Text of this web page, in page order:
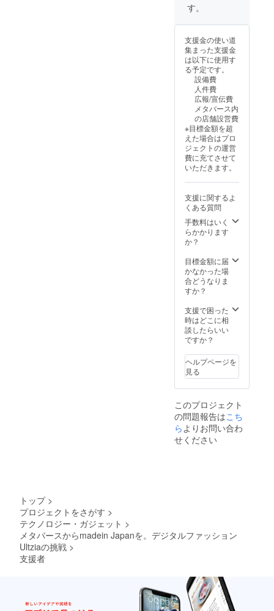
日時：
1月頃の
開催 ・
場所：
関東近
郊 を予
定して
おりま
す。 ・
支援者
様の交
通費や
滞在費
につい
て：支
援者様
費や滞
在費は
各自で
ご負担
くださ
支援者
様との
連絡方
法：詳
メール
で連絡
しま
す。 必
タマス
クの
ウォ
ス ・
Opense
aのアカ
ウント
リンク
ださ
い。
す。
支援金の使い道
集まった支援金
は以下に使用す
る予定です。
設備費
人件費
広報/宣伝費
メタバース内
の店舗設営費
※目標金額を超
えた場合はプロ
ジェクトの運営
費に充てさせて
いただきます。
支援に関するよ
くある質問
手数料はいく
らかかります
か？
目標金額に届
かなかった場
合どうなりま
すか？
支援で困った
時はどこに相
談したらいい
ですか？
ヘルプページを
見る
このプロジェクト
の問題報告はこち
ら よりお問い合わ
せください
トップ >
プロジェクトをさがす >
テクノロジー・ガジェット >
メタバースからmadein Japanを。デジタルファッション
Ultziaの挑戦 >
支援者